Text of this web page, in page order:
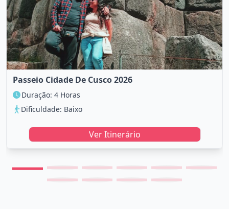
Passeio Cidade De Cusco 2026
Duração: 4 Horas
Dificuldade: Baixo
Ver Itinerário